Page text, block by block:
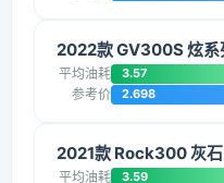
2022款 GV300S 炫
平均油耗 3.57
参考价 2.698
2021款 Rock300 灰石
平均油耗 3.59